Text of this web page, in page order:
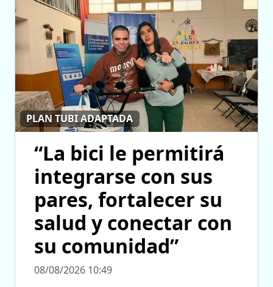
PLAN TUBI ADAPTADA
“La bici le permitirá
integrarse con sus
pares, fortalecer su
salud y conectar con
su comunidad”
08/08/2026 10:49